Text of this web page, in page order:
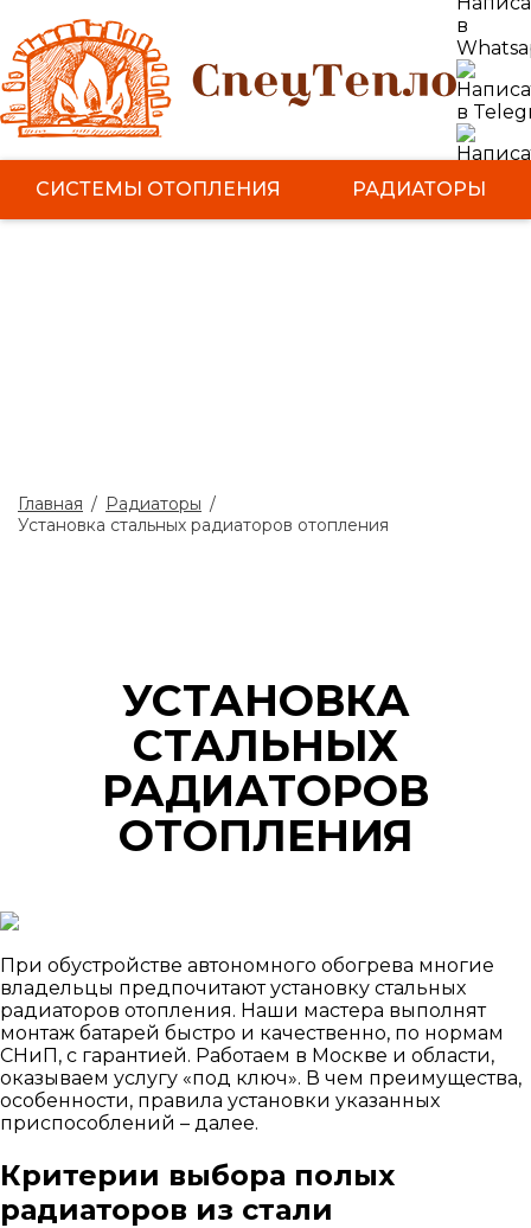
СИСТЕМЫ ОТОПЛЕНИЯ РАДИАТОРЫ
Главная / Радиаторы /
Установка стальных радиаторов отопления
УСТАНОВКА
СТАЛЬНЫХ
РАДИАТОРОВ
ОТОПЛЕНИЯ
При обустройстве автономного обогрева многие
владельцы предпочитают установку стальных
радиаторов отопления. Наши мастера выполнят
монтаж батарей быстро и качественно, по нормам
СНиП, с гарантией. Работаем в Москве и области,
оказываем услугу «под ключ». В чем преимущества,
особенности, правила установки указанных
приспособлений – далее.
Критерии выбора полых
радиаторов из стали